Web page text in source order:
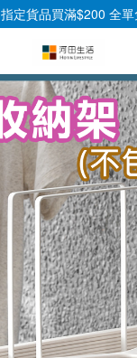
指定貨品買滿$200 全單